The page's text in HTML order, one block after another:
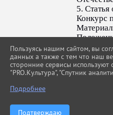
5.
Конкурс
Пользуясь нашим сайтом, вы
данных а также с тем что наш
сторонние сервисы используют
"PRO.Культура", "Спутник
Подробнее
Подтверждаю